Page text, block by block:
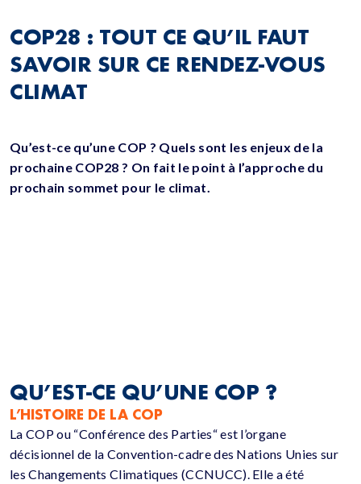
COP28 : TOUT CE QU’IL FAUT
SAVOIR SUR CE RENDEZ-VOUS
CLIMAT
Qu’est-ce qu’une COP ? Quels sont les enjeux de la
prochaine COP28 ? On fait le point à l’approche du
prochain sommet pour le climat.
QU’EST-CE QU’UNE COP ?
L’HISTOIRE DE LA COP
La COP ou “Conférence des Parties“ est l’organe
décisionnel de la Convention-cadre des Nations Unies sur
les Changements Climatiques (CCNUCC). Elle a été